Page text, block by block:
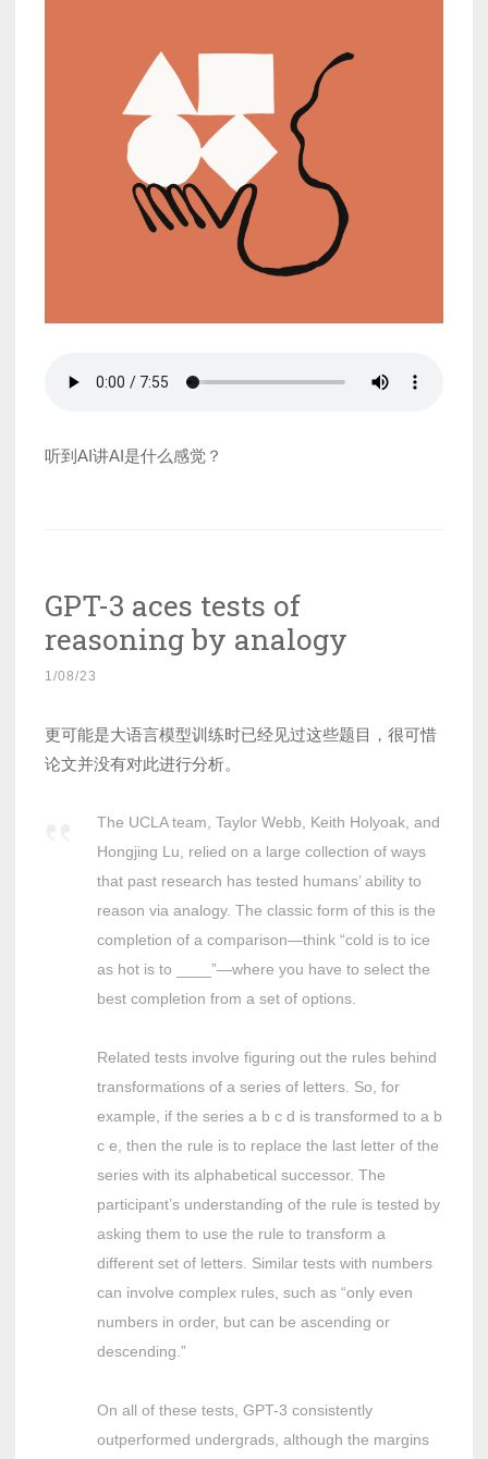
听到AI讲AI是什么感觉？
GPT-3 aces tests of
reasoning by analogy
1/08/23
更可能是大语言模型训练时已经见过这些题目，很可惜
论文并没有对此进行分析。
The UCLA team, Taylor Webb, Keith Holyoak, and
Hongjing Lu, relied on a large collection of ways
that past research has tested humans’ ability to
reason via analogy. The classic form of this is the
completion of a comparison—think “cold is to ice
as hot is to ____”—where you have to select the
best completion from a set of options.
Related tests involve figuring out the rules behind
transformations of a series of letters. So, for
example, if the series a b c d is transformed to a b
c e, then the rule is to replace the last letter of the
series with its alphabetical successor. The
participant’s understanding of the rule is tested by
asking them to use the rule to transform a
different set of letters. Similar tests with numbers
can involve complex rules, such as “only even
numbers in order, but can be ascending or
descending.”
On all of these tests, GPT-3 consistently
outperformed undergrads, although the margins